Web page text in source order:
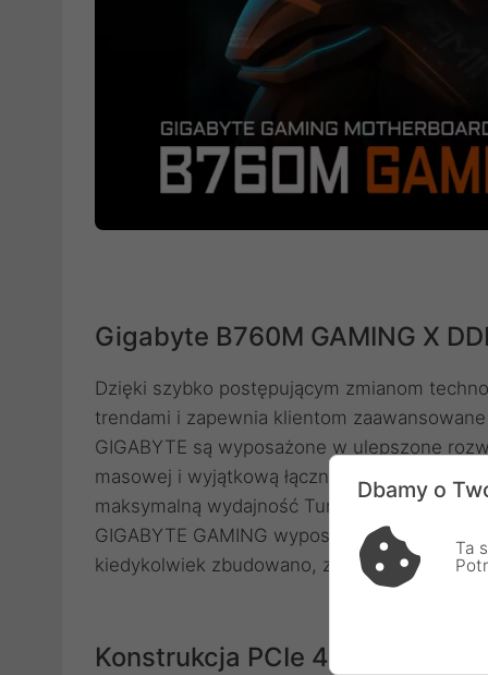
Gigabyte B760M GAMING X
Dzięki szybko postępującym zmianom
trendami i zapewnia klientom
GIGABYTE są wyposażone w ulepszone
masowej i wyjątkową łączność, aby
maksymalną wydajność Turbo Boost
GIGABYTE GAMING wyposażone są w
kiedykolwiek zbudowano, z komponentami
Konstrukcja PCIe 4.0
Dbamy o
Ta